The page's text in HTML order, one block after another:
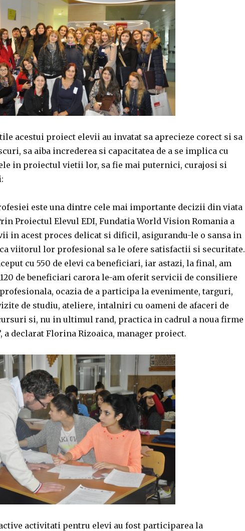
acestui proiect elevii au invatat sa aprecieze corect si sa
sa aiba increderea si capacitatea de a se implica cu
in proiectul vietii lor, sa fie mai puternici, curajosi si
este una dintre cele mai importante decizii din viata
Proiectul Elevul EDI, Fundatia World Vision Romania a
in acest proces delicat si dificil, asigurandu-le o sansa in
viitorul lor profesional sa le ofere satisfactii si securitate.
cu 550 de elevi ca beneficiari, iar astazi, la final, am
de beneficiari carora le-am oferit servicii de consiliere
ocazia de a participa la evenimente, targuri,
de studiu, ateliere, intalniri cu oameni de afaceri de
si, nu in ultimul rand, practica in cadrul a noua firme
a declarat Florina Rizoaica, manager proiect.
activitati pentru elevi au fost participarea la